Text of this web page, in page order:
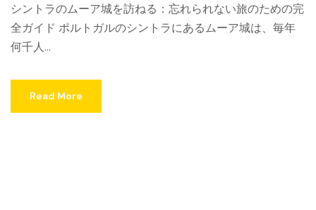
シントラのムーア城を訪ねる：忘れられない旅のための完
全ガイド ポルトガルのシントラにあるムーア城は、毎年
何千人...
Read More